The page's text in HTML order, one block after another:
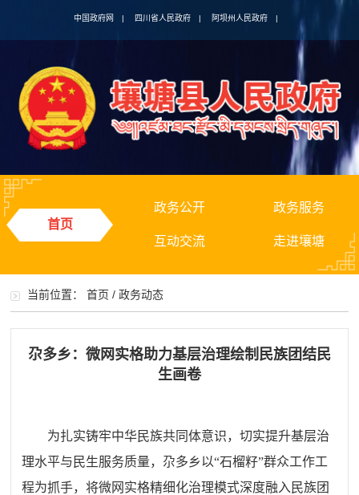
中国政府网 | 四川省人民政府 | 阿坝州人民政府 |
首页
政务公开 政务服务
互动交流 走进壤塘
当前位置：首页 /政务动态
尕多乡：微网实格助力基层治理绘制民族团结民
生画卷
为扎实铸牢中华民族共同体意识，切实提升基层治
理水平与民生服务质量，尕多乡以“石榴籽”群众工作工
程为抓手，将微网实格精细化治理模式深度融入民族团